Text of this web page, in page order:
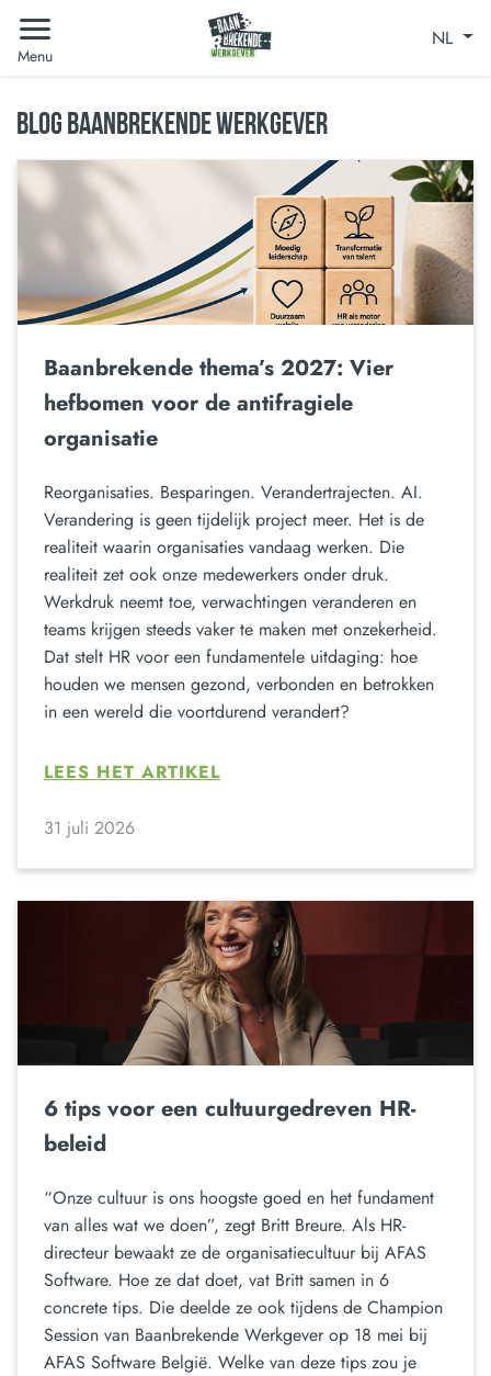
Menu
NL
BLOG BAANBREKENDE WERKGEVER
Baanbrekende thema’s 2027: Vier
hefbomen voor de antifragiele
organisatie
Reorganisaties. Besparingen. Verandertrajecten. AI.
Verandering is geen tijdelijk project meer. Het is de
realiteit waarin organisaties vandaag werken. Die
realiteit zet ook onze medewerkers onder druk.
Werkdruk neemt toe, verwachtingen veranderen en
teams krijgen steeds vaker te maken met onzekerheid.
Dat stelt HR voor een fundamentele uitdaging: hoe
houden we mensen gezond, verbonden en betrokken
in een wereld die voortdurend verandert?
LEES HET ARTIKEL
31 juli 2026
6 tips voor een cultuurgedreven HR-
beleid
“Onze cultuur is ons hoogste goed en het fundament
van alles wat we doen”, zegt Britt Breure. Als HR-
directeur bewaakt ze de organisatiecultuur bij AFAS
Software. Hoe ze dat doet, vat Britt samen in 6
concrete tips. Die deelde ze ook tijdens de Champion
Session van Baanbrekende Werkgever op 18 mei bij
AFAS Software België. Welke van deze tips zou je